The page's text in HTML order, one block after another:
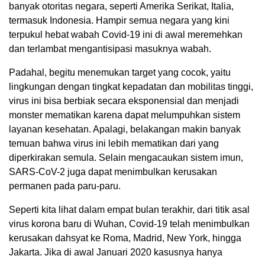
banyak otoritas negara, seperti Amerika Serikat, Italia,
termasuk Indonesia. Hampir semua negara yang kini
terpukul hebat wabah Covid-19 ini di awal meremehkan
dan terlambat mengantisipasi masuknya wabah.
Padahal, begitu menemukan target yang cocok, yaitu
lingkungan dengan tingkat kepadatan dan mobilitas tinggi,
virus ini bisa berbiak secara eksponensial dan menjadi
monster mematikan karena dapat melumpuhkan sistem
layanan kesehatan. Apalagi, belakangan makin banyak
temuan bahwa virus ini lebih mematikan dari yang
diperkirakan semula. Selain mengacaukan sistem imun,
SARS-CoV-2 juga dapat menimbulkan kerusakan
permanen pada paru-paru.
Seperti kita lihat dalam empat bulan terakhir, dari titik asal
virus korona baru di Wuhan, Covid-19 telah menimbulkan
kerusakan dahsyat ke Roma, Madrid, New York, hingga
Jakarta. Jika di awal Januari 2020 kasusnya hanya